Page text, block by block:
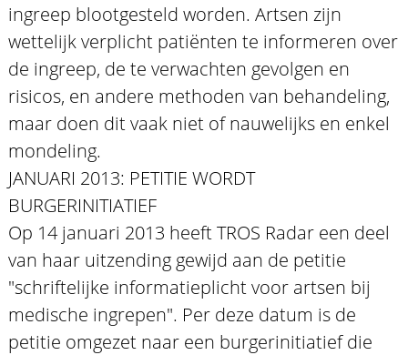
ingreep blootgesteld worden. Artsen zijn
wettelijk verplicht patiënten te informeren over
de ingreep, de te verwachten gevolgen en
risicos, en andere methoden van behandeling,
maar doen dit vaak niet of nauwelijks en enkel
mondeling.
JANUARI 2013: PETITIE WORDT
BURGERINITIATIEF
Op 14 januari 2013 heeft TROS Radar een deel
van haar uitzending gewijd aan de petitie
"schriftelijke informatieplicht voor artsen bij
medische ingrepen". Per deze datum is de
petitie omgezet naar een burgerinitiatief die